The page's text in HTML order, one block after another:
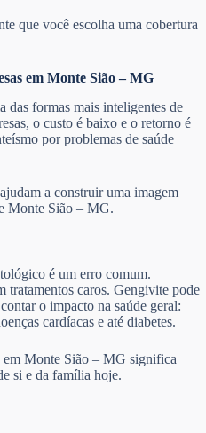
que você escolha uma cobertura
em Monte Sião – MG
das formas mais inteligentes de
o custo é baixo e o retorno é
por problemas de saúde
a construir uma imagem
Monte Sião – MG.
é um erro comum.
tratamentos caros. Gengivite pode
o impacto na saúde geral:
cardíacas e até diabetes.
Monte Sião – MG significa
si e da família hoje.